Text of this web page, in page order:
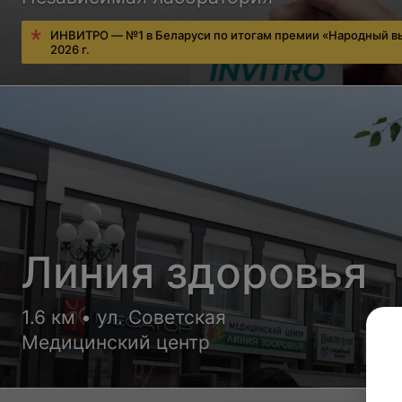
ИНВИТРО — №1 в Беларуси по итогам премии «Народный
2026 г.
Линия здоровья
1.6 км • ул. Советская
Медицинский центр